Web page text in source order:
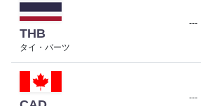
THB
タイ・バーツ
---
---